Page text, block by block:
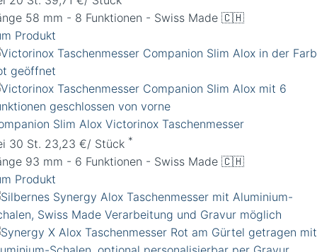
58 mm - 8 Funktionen - Swiss Made 🇨🇭
Produkt
Slim Alox Victorinox Taschenmesser
30 St. 23,23 €/ Stück *
93 mm - 6 Funktionen - Swiss Made 🇨🇭
Produkt